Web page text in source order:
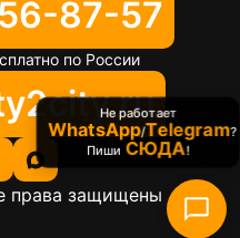
87-57
по России
права защищены
Не работает
WhatsApp/Telegram?
Пиши СЮДА!